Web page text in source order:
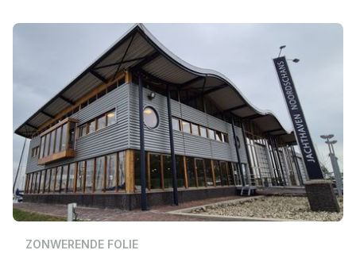
Zakelijk Klundert
ZONWERENDE FOLIE